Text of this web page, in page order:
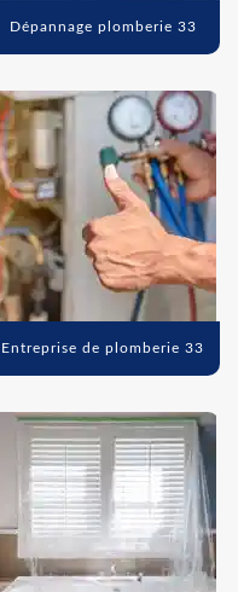
Dépannage plomberie 33
Entreprise de plomberie 33